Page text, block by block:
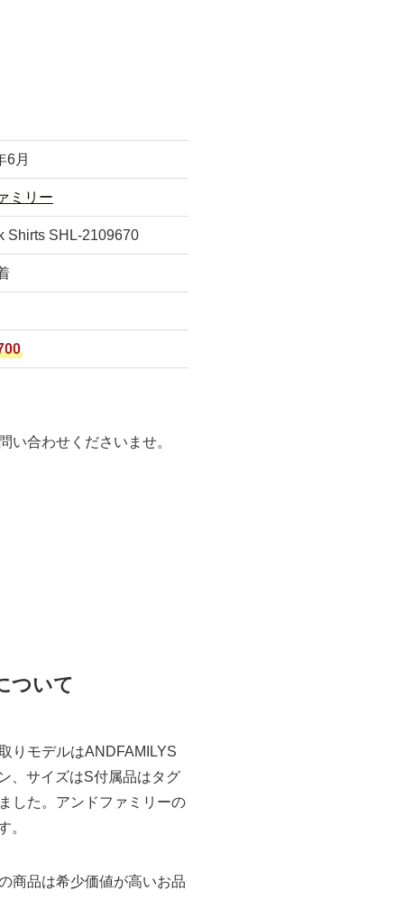
6月
ミリー
Shirts SHL-2109670
い合わせくださいませ。
ついて
りモデルはANDFAMILYS
、サイズはS付属品はタグ
した。アンドファミリーの
。
商品は希少価値が高いお品